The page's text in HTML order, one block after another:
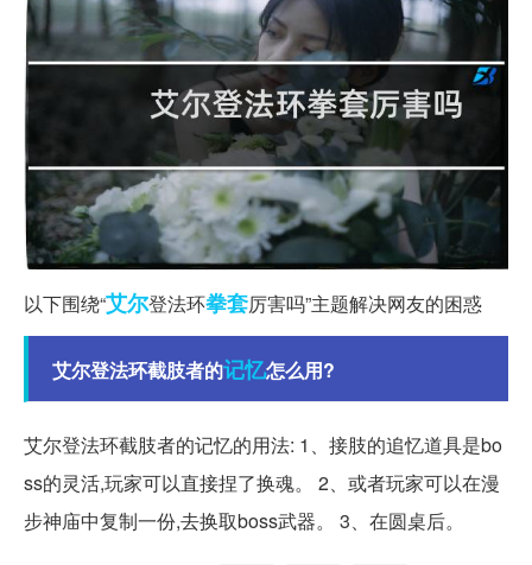
以下围绕“艾尔登法环拳套厉害吗”主题解决网友的困惑
艾尔登法环截肢者的记忆怎么用?
艾尔登法环截肢者的记忆的用法: 1、接肢的追忆道具是bo
ss的灵活,玩家可以直接捏了换魂。 2、或者玩家可以在漫
步神庙中复制一份,去换取boss武器。 3、在圆桌后。